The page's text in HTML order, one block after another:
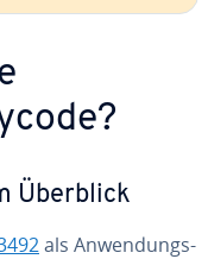
Überblick
als An­wen­dungs­